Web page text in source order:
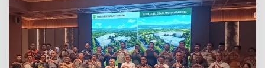
a
r
s
i
h
D